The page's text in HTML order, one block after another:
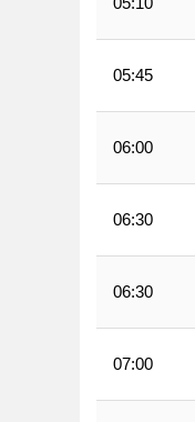
05:45
06:00
06:30
06:30
07:00